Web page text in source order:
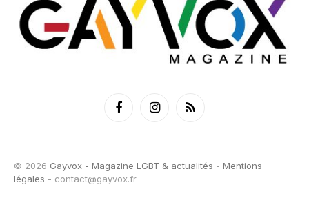
FacebookInstagramRSS
© 2026 Gayvox - Magazine LGBT & actualités - Mentions
légales - contact@gayvox.fr